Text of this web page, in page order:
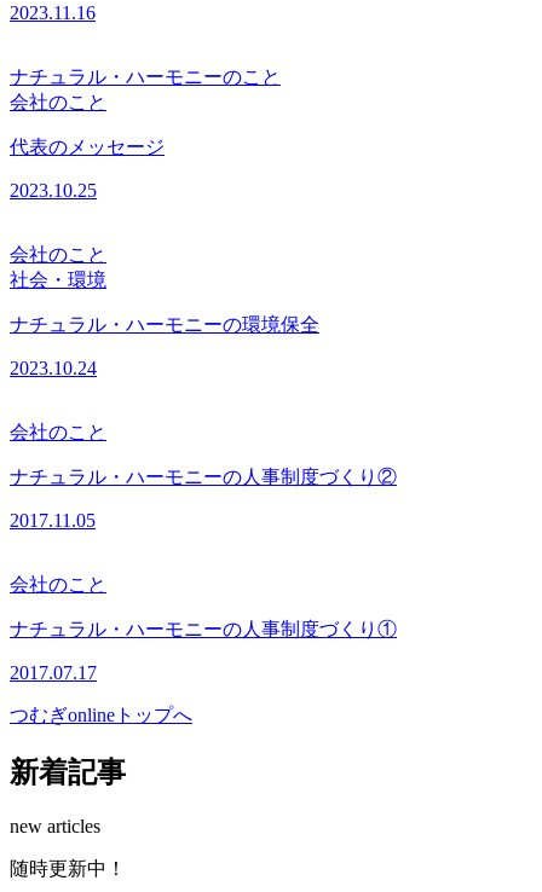
2023.11.16
ナチュラル・ハーモニーのこと
会社のこと
代表のメッセージ
2023.10.25
会社のこと
社会・環境
ナチュラル・ハーモニーの環境保全
2023.10.24
会社のこと
ナチュラル・ハーモニーの人事制度づくり②
2017.11.05
会社のこと
ナチュラル・ハーモニーの人事制度づくり①
2017.07.17
つむぎonlineトップへ
新着記事
new articles
随時更新中！